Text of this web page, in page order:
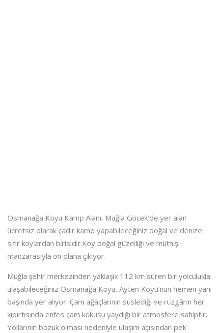
Osmanağa Koyu Kamp Alanı, Muğla Göcek’de yer alan
ücretsiz olarak çadır kamp yapabileceğiniz doğal ve denize
sıfır koylardan birisidir.Koy doğal güzelliği ve müthiş
manzarasıyla ön plana çıkıyor.
Muğla şehir merkezinden yaklaşık 112 km süren bir yolculukla
ulaşabileceğiniz Osmanağa Koyu, Ayten Koyu’nun hemen yanı
başında yer alıyor. Çam ağaçlarının süslediği ve rüzgârın her
kıpırtısında enfes çam kokusu yaydığı bir atmosfere sahiptir.
Yollarının bozuk olması nedeniyle ulaşım açısından pek